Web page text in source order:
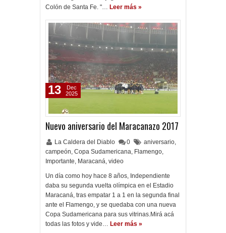
Colón de Santa Fe. "… Leer más »
Nuevo aniversario del Maracanazo 2017
La Caldera del Diablo 0 aniversario,
campeón, Copa Sudamericana, Flamengo,
Importante, Maracaná, video
Un día como hoy hace 8 años, Independiente
daba su segunda vuelta olímpica en el Estadio
Maracaná, tras empatar 1 a 1 en la segunda final
ante el Flamengo, y se quedaba con una nueva
Copa Sudamericana para sus vitrinas.Mirá acá
todas las fotos y vide… Leer más »
13
Dec
2025